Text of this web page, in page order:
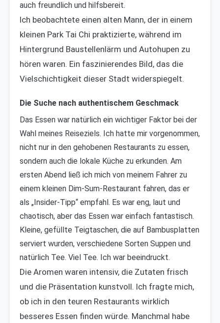
auch freundlich und hilfsbereit.
Ich beobachtete einen alten Mann, der in einem
kleinen Park Tai Chi praktizierte, während im
Hintergrund Baustellenlärm und Autohupen zu
hören waren. Ein faszinierendes Bild, das die
Vielschichtigkeit dieser Stadt widerspiegelt.
Die Suche nach authentischem Geschmack
Das Essen war natürlich ein wichtiger Faktor bei der
Wahl meines Reiseziels. Ich hatte mir vorgenommen,
nicht nur in den gehobenen Restaurants zu essen,
sondern auch die lokale Küche zu erkunden. Am
ersten Abend ließ ich mich von meinem Fahrer zu
einem kleinen Dim-Sum-Restaurant fahren, das er
als „Insider-Tipp“ empfahl. Es war eng, laut und
chaotisch, aber das Essen war einfach fantastisch.
Kleine, gefüllte Teigtaschen, die auf Bambusplatten
serviert wurden, verschiedene Sorten Suppen und
natürlich Tee. Viel Tee. Ich war beeindruckt.
Die Aromen waren intensiv, die Zutaten frisch
und die Präsentation kunstvoll. Ich fragte mich,
ob ich in den teuren Restaurants wirklich
besseres Essen finden würde. Manchmal habe